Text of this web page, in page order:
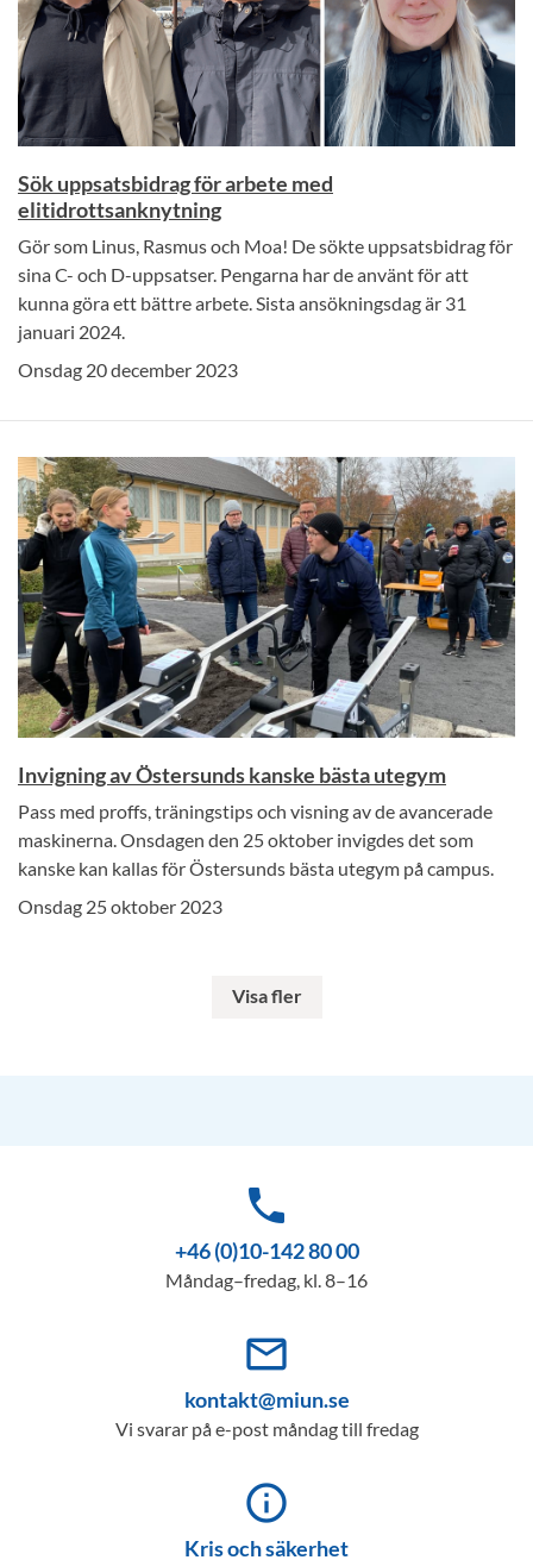
Sök uppsatsbidrag för arbete med
elitidrottsanknytning
Gör som Linus, Rasmus och Moa! De sökte uppsatsbidrag för
sina C- och D-uppsatser. Pengarna har de använt för att
kunna göra ett bättre arbete. Sista ansökningsdag är 31
januari 2024.
Onsdag 20 december 2023
Invigning av Östersunds kanske bästa utegym
Pass med proffs, träningstips och visning av de avancerade
maskinerna. Onsdagen den 25 oktober invigdes det som
kanske kan kallas för Östersunds bästa utegym på campus.
Onsdag 25 oktober 2023
Visa fler
phone
+46 (0)10-142 80 00
Måndag–fredag, kl. 8–16
mail_outline
kontakt@miun.se
Vi svarar på e-post måndag till fredag
info_outline
Kris och säkerhet